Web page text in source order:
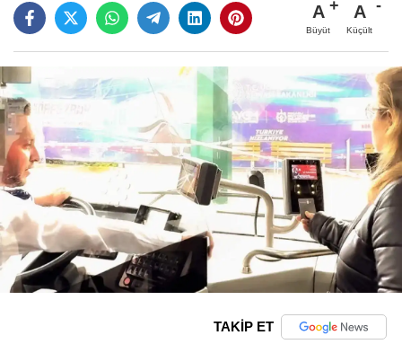
A
Büyüt
A
Küçült
TAKİP ET